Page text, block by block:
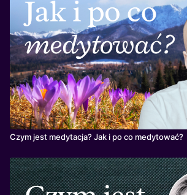
Czym jest medytacja? Jak i po co medytować?